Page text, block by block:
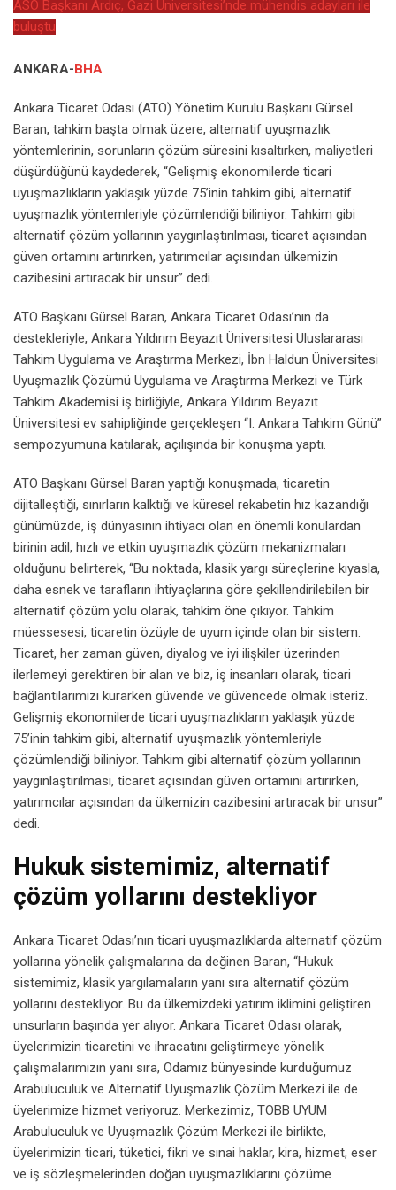
ASO Başkanı Ardıç, Gazi Üniversitesi’nde mühendis adayları ile
buluştu
ANKARA-BHA
Ankara Ticaret Odası (ATO) Yönetim Kurulu Başkanı Gürsel
Baran, tahkim başta olmak üzere, alternatif uyuşmazlık
yöntemlerinin, sorunların çözüm süresini kısaltırken, maliyetleri
düşürdüğünü kaydederek, “Gelişmiş ekonomilerde ticari
uyuşmazlıkların yaklaşık yüzde 75’inin tahkim gibi, alternatif
uyuşmazlık yöntemleriyle çözümlendiği biliniyor. Tahkim gibi
alternatif çözüm yollarının yaygınlaştırılması, ticaret açısından
güven ortamını artırırken, yatırımcılar açısından ülkemizin
cazibesini artıracak bir unsur” dedi.
ATO Başkanı Gürsel Baran, Ankara Ticaret Odası’nın da
destekleriyle, Ankara Yıldırım Beyazıt Üniversitesi Uluslararası
Tahkim Uygulama ve Araştırma Merkezi, İbn Haldun Üniversitesi
Uyuşmazlık Çözümü Uygulama ve Araştırma Merkezi ve Türk
Tahkim Akademisi iş birliğiyle, Ankara Yıldırım Beyazıt
Üniversitesi ev sahipliğinde gerçekleşen “I. Ankara Tahkim Günü”
sempozyumuna katılarak, açılışında bir konuşma yaptı.
ATO Başkanı Gürsel Baran yaptığı konuşmada, ticaretin
dijitalleştiği, sınırların kalktığı ve küresel rekabetin hız kazandığı
günümüzde, iş dünyasının ihtiyacı olan en önemli konulardan
birinin adil, hızlı ve etkin uyuşmazlık çözüm mekanizmaları
olduğunu belirterek, “Bu noktada, klasik yargı süreçlerine kıyasla,
daha esnek ve tarafların ihtiyaçlarına göre şekillendirilebilen bir
alternatif çözüm yolu olarak, tahkim öne çıkıyor. Tahkim
müessesesi, ticaretin özüyle de uyum içinde olan bir sistem.
Ticaret, her zaman güven, diyalog ve iyi ilişkiler üzerinden
ilerlemeyi gerektiren bir alan ve biz, iş insanları olarak, ticari
bağlantılarımızı kurarken güvende ve güvencede olmak isteriz.
Gelişmiş ekonomilerde ticari uyuşmazlıkların yaklaşık yüzde
75’inin tahkim gibi, alternatif uyuşmazlık yöntemleriyle
çözümlendiği biliniyor. Tahkim gibi alternatif çözüm yollarının
yaygınlaştırılması, ticaret açısından güven ortamını artırırken,
yatırımcılar açısından da ülkemizin cazibesini artıracak bir unsur”
dedi.
Hukuk sistemimiz, alternatif
çözüm yollarını destekliyor
Ankara Ticaret Odası’nın ticari uyuşmazlıklarda alternatif çözüm
yollarına yönelik çalışmalarına da değinen Baran, “Hukuk
sistemimiz, klasik yargılamaların yanı sıra alternatif çözüm
yollarını destekliyor. Bu da ülkemizdeki yatırım iklimini geliştiren
unsurların başında yer alıyor. Ankara Ticaret Odası olarak,
üyelerimizin ticaretini ve ihracatını geliştirmeye yönelik
çalışmalarımızın yanı sıra, Odamız bünyesinde kurduğumuz
Arabuluculuk ve Alternatif Uyuşmazlık Çözüm Merkezi ile de
üyelerimize hizmet veriyoruz. Merkezimiz, TOBB UYUM
Arabuluculuk ve Uyuşmazlık Çözüm Merkezi ile birlikte,
üyelerimizin ticari, tüketici, fikri ve sınai haklar, kira, hizmet, eser
ve iş sözleşmelerinden doğan uyuşmazlıklarını çözüme